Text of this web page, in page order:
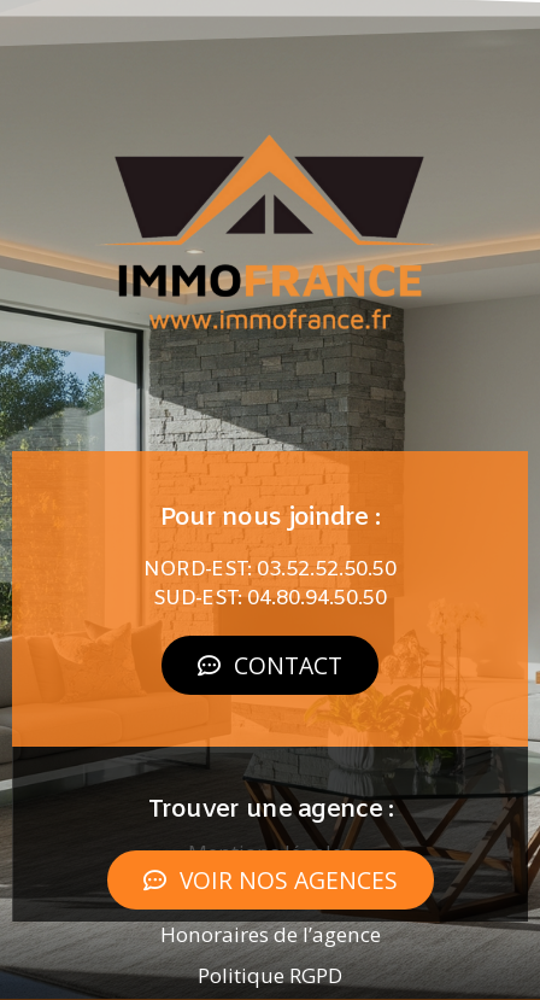
Pour nous joindre :
NORD-EST: 03.52.52.50.50
SUD-EST: 04.80.94.50.50
CONTACT
Trouver une agence :
VOIR NOS AGENCES
Mentions légales
Plan de site
Honoraires de l’agence
Politique RGPD